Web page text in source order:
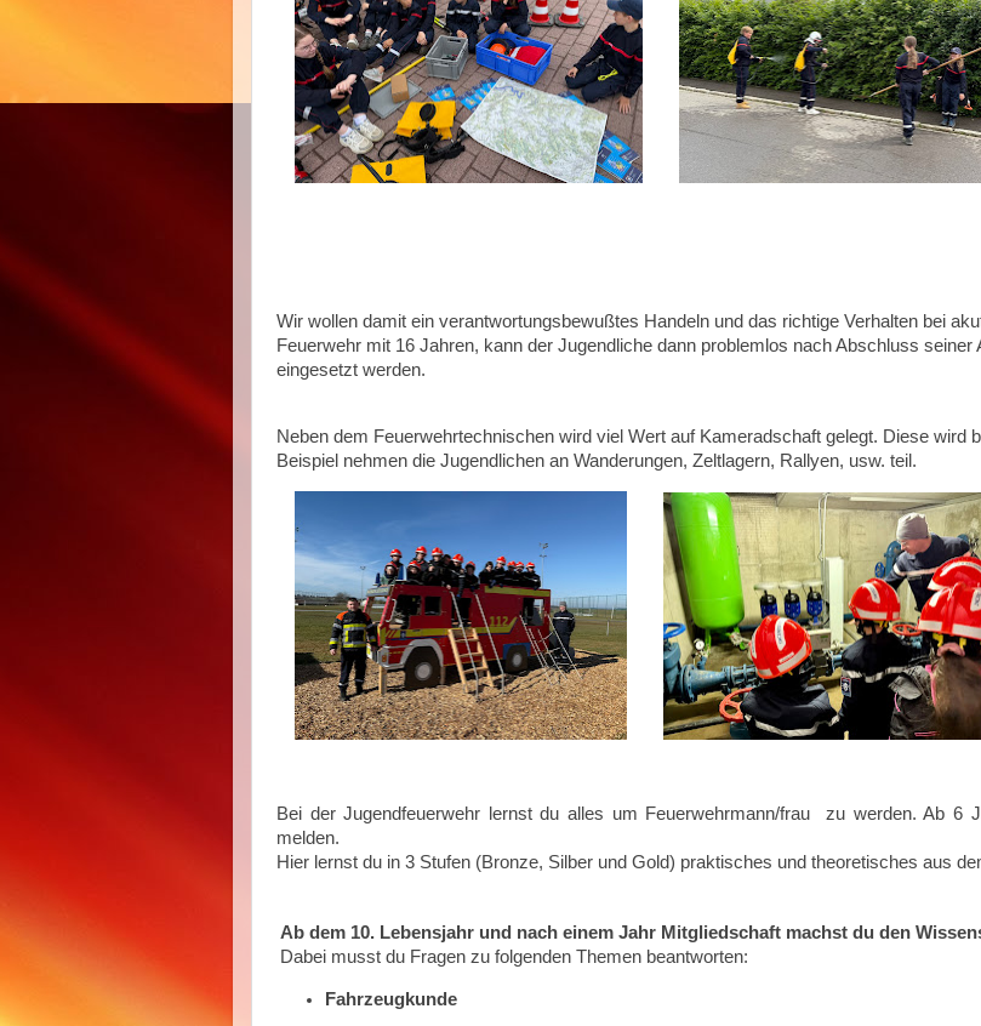
Wir wollen damit ein verantwortungsbewußtes Handeln und das richtige Verhalten bei
Feuerwehr mit 16 Jahren, kann der Jugendliche dann problemlos nach Abschluss seiner
eingesetzt werden.
Neben dem Feuerwehrtechnischen wird viel Wert auf Kameradschaft gelegt. Diese wird
Beispiel nehmen die Jugendlichen an Wanderungen, Zeltlagern, Rallyen, usw. teil.
Bei der Jugendfeuerwehr lernst du alles um Feuerwehrmann/frau zu werden. Ab 6
melden.
Hier lernst du in 3 Stufen (Bronze, Silber und Gold) praktisches und theoretisches aus
Ab dem 10. Lebensjahr und nach einem Jahr Mitgliedschaft machst du den
Dabei musst du Fragen zu folgenden Themen beantworten:
Fahrzeugkunde